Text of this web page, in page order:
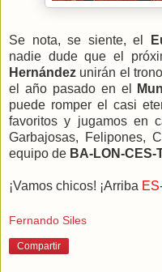
Se nota, se siente, el
nadie dude que el
Hernández unirán el
el año pasado en el
puede romper el casi
favoritos y jugamos en
Garbajosas, Felipones,
equipo de BA-LON-CES-
¡Vamos chicos! ¡Arriba ES
Fernando Siles
Compartir